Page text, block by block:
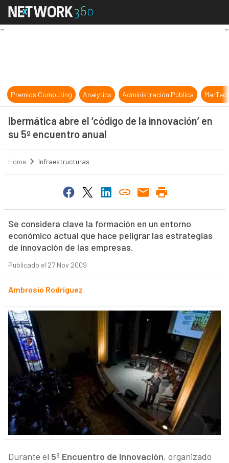
Ibermática abre el ‘código de la
Premios Computing Analytics Administración Pública
Ibermática abre el ‘código de la innovación’ en
su 5º encuentro anual
Home Infraestructuras
Se considera clave la formación en un entorno
económico actual que hace peligrar las estrategias
de innovación de las empresas.
Publicado el 27 Nov 2009
Ambrosio Rodríguez
Durante el 5º Encuentro de Innovación, organizado